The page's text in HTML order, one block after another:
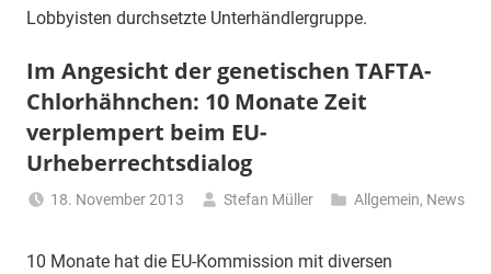
Lobbyisten durchsetzte Unterhändlergruppe.
Im Angesicht der genetischen TAFTA-
Chlorhähnchen: 10 Monate Zeit
verplempert beim EU-
Urheberrechtsdialog
18. November 2013 Stefan Müller Allgemein, News
10 Monate hat die EU-Kommission mit diversen